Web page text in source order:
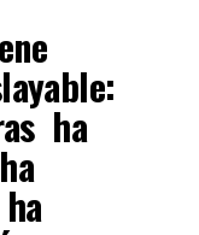
ha